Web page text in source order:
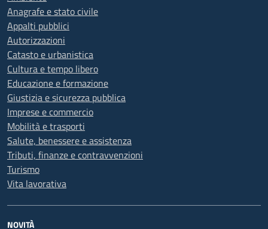
Anagrafe e stato civile
Appalti pubblici
Autorizzazioni
Catasto e urbanistica
Cultura e tempo libero
Educazione e formazione
Giustizia e sicurezza pubblica
Imprese e commercio
Mobilità e trasporti
Salute, benessere e assistenza
Tributi, finanze e contravvenzioni
Turismo
Vita lavorativa
NOVITÀ